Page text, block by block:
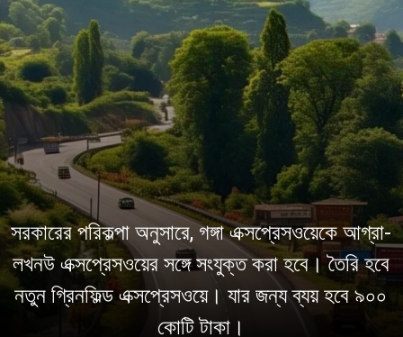
সরকারের পরিকল্পা অনুসারে, গঙ্গা এক্সপ্রেসওয়েকে আগ্রা-
লখনউ এক্সপ্রেসওয়ের সঙ্গে সংযুক্ত করা হবে। তৈরি হবে
নতুন গ্রিনফিল্ড এক্সপ্রেসওয়ে। যার জন্য ব্যয় হবে ৯০০
কোটি টাকা।